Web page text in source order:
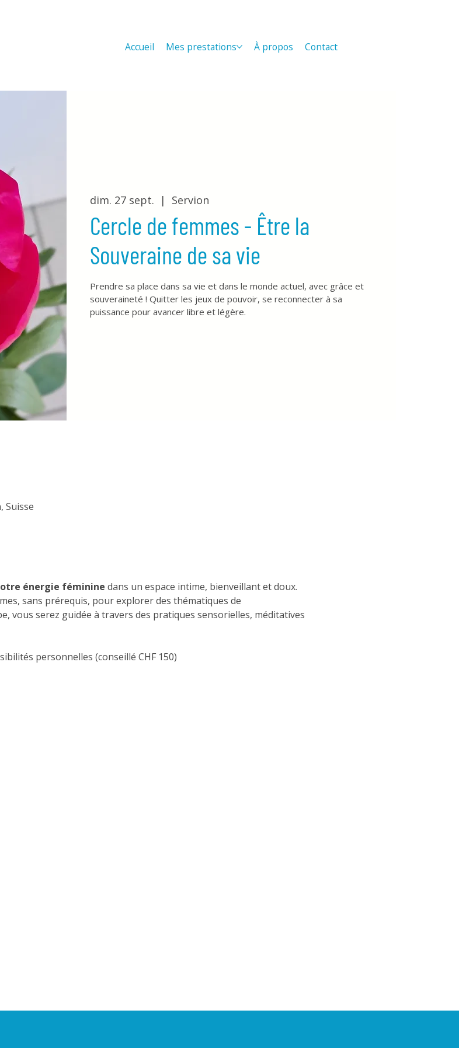
Accueil Mes prestations À propos Contact
dim. 27 sept.
  |
Servion
Cercle de femmes - Être la
Souveraine de sa vie
Prendre sa place dans sa vie et dans le monde actuel, avec grâce et
souveraineté ! Quitter les jeux de pouvoir, se reconnecter à sa
puissance pour avancer libre et légère.
Suisse
énergie féminine dans un espace intime, bienveillant et doux.
sans prérequis, pour explorer des thématiques de
vous serez guidée à travers des pratiques sensorielles, méditatives
personnelles (conseillé CHF 150)